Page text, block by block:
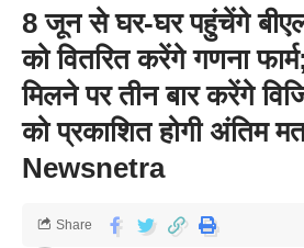
8 जून से घर-घर पहुंचेंगे
को वितरित करेंगे गणना
मिलने पर तीन बार करेंगे
को प्रकाशित होगी अंतिम
Newsnetra
Share